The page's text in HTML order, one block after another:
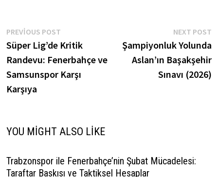
Yazı
gezinmesi
PREVIOUS POSTPrevious
post:
Süper Lig’de Kritik
Randevu: Fenerbahçe ve
Samsunspor Karşı
Karşıya
NEXT POST
Şampiyonluk Yolunda
Aslan’ın Başakşehir
Sınavı (2026)
YOU MIGHT ALSO LIKE
Trabzonspor ile Fenerbahçe’nin Şubat Mücadelesi:
Taraftar Baskısı ve Taktiksel Hesaplar